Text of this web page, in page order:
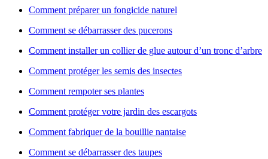
Comment préparer un fongicide naturel
Comment se débarrasser des pucerons
Comment installer un collier de glue autour d’un tronc d’arbre
Comment protéger les semis des insectes
Comment rempoter ses plantes
Comment protéger votre jardin des escargots
Comment fabriquer de la bouillie nantaise
Comment se débarrasser des taupes